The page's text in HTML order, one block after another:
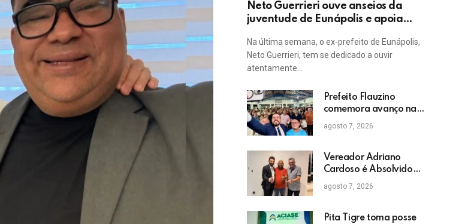
Neto Guerrieri ouve anseios da
juventude de Eunápolis e apoia
Na última semana, o ex-prefeito de Eunápolis,
Neto Guerrieri, tem se dedicado a ouvir
atentamente…
Prefeito Flauzino
comemora avanço na
educação com
crescimento das notas
de Itabela
agosto 7, 2026
Vereador Adriano
Cardoso é Absolvido
em Julgamento por
Crime Eleitoral no TRE
agosto 7, 2026
Pita Tigre toma posse